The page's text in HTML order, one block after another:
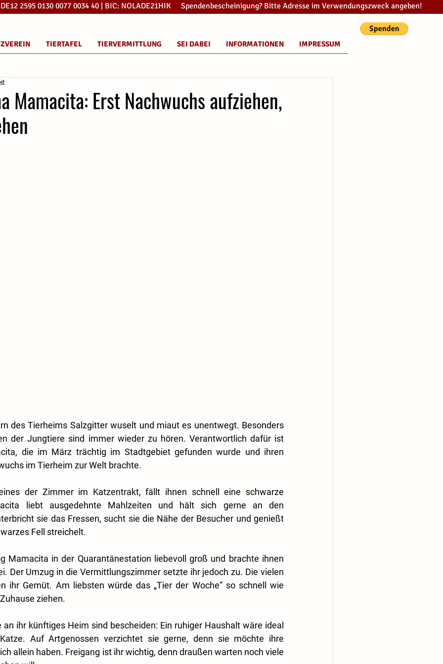
2595 0130 0077 0034 40 | BIC: NOLADE21HIK Spendenbescheinigung? Bitte Adresse im Verwendungszweck angeben!
TIERTAFEL TIERVERMITTLUNG SEI DABEI INFORMATIONEN IMPRESSUM
Mamacita: Erst Nachwuchs aufziehen,
des Tierheims Salzgitter wuselt und miaut es unentwegt. Besonders
der Jungtiere sind immer wieder zu hören. Verantwortlich dafür ist
die im März trächtig im Stadtgebiet gefunden wurde und ihren
im Tierheim zur Welt brachte.
der Zimmer im Katzentrakt, fällt ihnen schnell eine schwarze
liebt ausgedehnte Mahlzeiten und hält sich gerne an den
sie das Fressen, sucht sie die Nähe der Besucher und genießt
Fell streichelt.
Mamacita in der Quarantänestation liebevoll groß und brachte ihnen
Der Umzug in die Vermittlungszimmer setzte ihr jedoch zu. Die vielen
ihr Gemüt. Am liebsten würde das „Tier der Woche“ so schnell wie
ziehen.
ihr künftiges Heim sind bescheiden: Ein ruhiger Haushalt wäre ideal
Auf Artgenossen verzichtet sie gerne, denn sie möchte ihre
allein haben. Freigang ist ihr wichtig, denn draußen warten noch viele